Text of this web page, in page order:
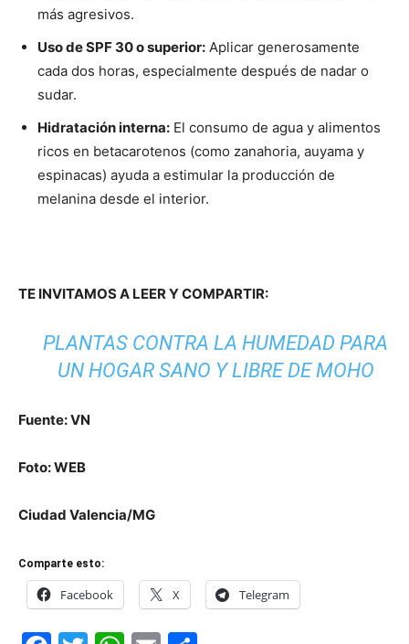
más agresivos.
Uso de SPF 30 o superior: Aplicar generosamente
cada dos horas, especialmente después de nadar o
sudar.
Hidratación interna: El consumo de agua y alimentos
ricos en betacarotenos (como zanahoria, auyama y
espinacas) ayuda a estimular la producción de
melanina desde el interior.
TE INVITAMOS A LEER Y COMPARTIR:
PLANTAS CONTRA LA HUMEDAD PARA
UN HOGAR SANO Y LIBRE DE MOHO
Fuente: VN
Foto: WEB
Ciudad Valencia/MG
Comparte esto:
Facebook X Telegram